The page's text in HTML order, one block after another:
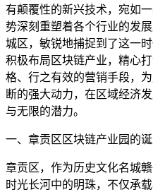
有颠覆性的新兴技术，宛如
势深刻重塑着各个行业的发
城区，敏锐地捕捉到了这一
积极布局区块链产业，精心
格、行之有效的营销手段，
断的强大动力，在区域经济
与无限的潜力。
一、章贡区区块链产业园的
章贡区，作为历史文化名城
时光长河中的明珠，不仅承